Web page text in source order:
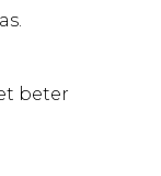
beter